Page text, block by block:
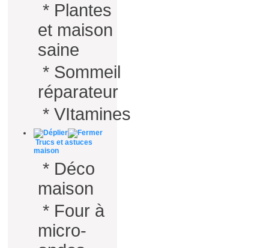
* Plantes
et maison
saine
* Sommeil
réparateur
* VItamines
Trucs et astuces
maison
* Déco
maison
* Four à
micro-